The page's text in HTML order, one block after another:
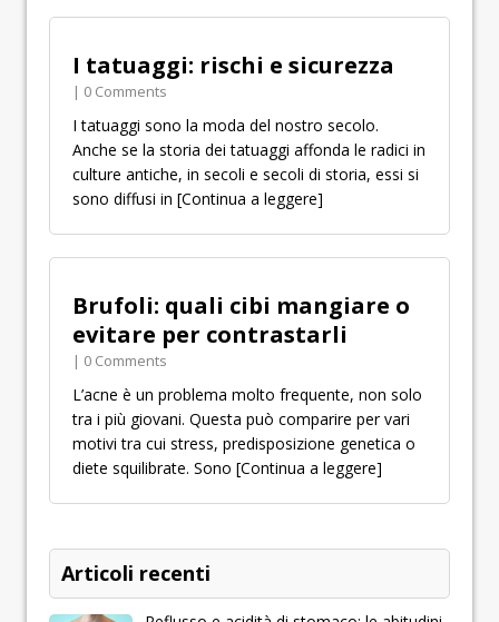
I tatuaggi: rischi e sicurezza
| 0 Comments
I tatuaggi sono la moda del nostro secolo.
Anche se la storia dei tatuaggi affonda le radici in
culture antiche, in secoli e secoli di storia, essi si
sono diffusi in [Continua a leggere]
Brufoli: quali cibi mangiare o
evitare per contrastarli
| 0 Comments
L’acne è un problema molto frequente, non solo
tra i più giovani. Questa può comparire per vari
motivi tra cui stress, predisposizione genetica o
diete squilibrate. Sono [Continua a leggere]
Articoli recenti